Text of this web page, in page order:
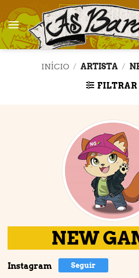
to
content
INÍCIO / ARTISTA /
FILTRAR
NEW
Instagram Seguir